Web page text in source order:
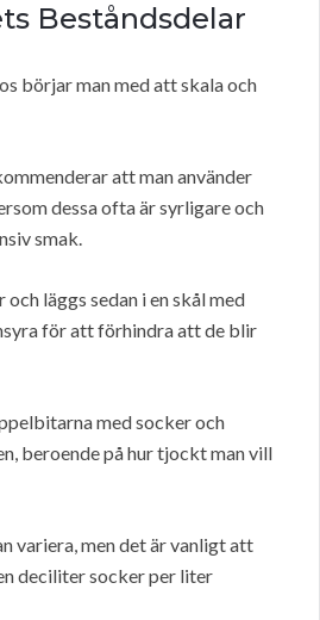
Beståndsdelar
börjar man med att skala och
att man använder
dessa ofta är syrligare och
smak.
läggs sedan i en skål med
för att förhindra att de blir
med socker och
beroende på hur tjockt man vill
variera, men det är vanligt att
deciliter socker per liter